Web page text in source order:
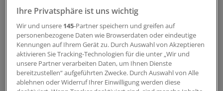
Indessen sieht die Kammer keinen Weg, selber mit
"Performa" einen Vertrag zu schließen. "Das können wir
nicht, denn wir behandeln keine Patienten und die
Psychotherapeuten sind nicht bei uns angestellt", sagt
Karl-Heinz Schrömgens, Präsident der Bremer
Psychotherapeutenkammer.
Ihre Privatsphäre ist uns wichtig
Wir und unsere 145-Partner speichern und greifen auf
personenbezogene Daten wie Browserdaten oder eindeutige
Kennungen auf Ihrem Gerät zu. Durch Auswahl von Akzeptieren
aktivieren Sie Tracking-Technologien für die unter „Wir und
unsere Partner verarbeiten Daten, um Ihnen Dienste
bereitzustellen“ aufgeführten Zwecke. Durch Auswahl von Alle
ablehnen oder Widerruf Ihrer Einwilligung werden diese